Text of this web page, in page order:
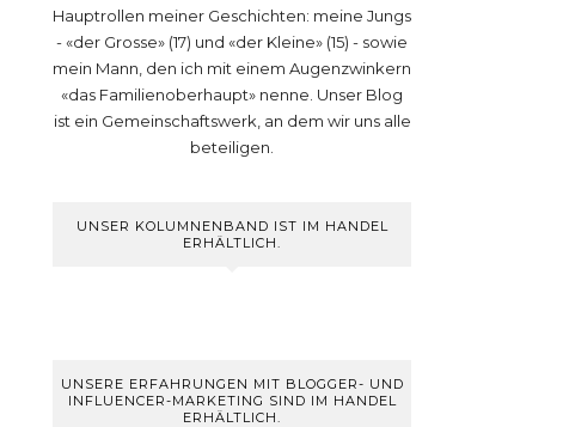
Hauptrollen meiner Geschichten: meine Jungs
- «der Grosse» (17) und «der Kleine» (15) - sowie
mein Mann, den ich mit einem Augenzwinkern
«das Familienoberhaupt» nenne. Unser Blog
ist ein Gemeinschaftswerk, an dem wir uns alle
beteiligen.
UNSER KOLUMNENBAND IST IM HANDEL
ERHÄLTLICH.
UNSERE ERFAHRUNGEN MIT BLOGGER- UND
INFLUENCER-MARKETING SIND IM HANDEL
ERHÄLTLICH.